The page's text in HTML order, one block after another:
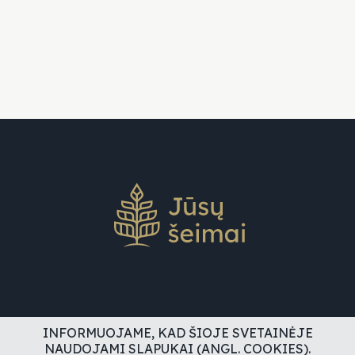
INFORMUOJAME, KAD ŠIOJE SVETAINĖJE
NAUDOJAMI SLAPUKAI (ANGL. COOKIES).